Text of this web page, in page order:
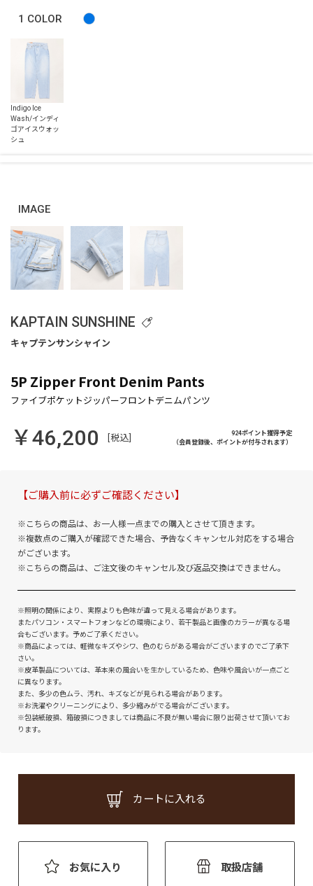
1 COLOR
IMAGE
KAPTAIN SUNSHINE
5P Zipper Front Denim Pants
￥46,200 [税込]
924ポイント獲得予定
（会員登録後、ポイントが付与されます）
【ご購入前に必ずご確認ください】
※こちらの商品は、お一人様一点までの購入とさせて頂きます。
※複数点のご購入が確認できた場合、予告なくキャンセル対応をする場合
がございます。
※こちらの商品は、ご注文後のキャンセル及び返品交換はできません。
※照明の関係により、実際よりも色味が違って見える場合があります。
またパソコン・スマートフォンなどの環境により、若干製品と画像のカラーが異なる場
合もございます。予めご了承ください。
※商品によっては、軽微なキズやシワ、色のむらがある場合がございますのでご了承下
さい。
※皮革製品については、革本来の風合いを生かしているため、色味や風合いが一点ごと
に異なります。
また、多少の色ムラ、汚れ、キズなどが見られる場合があります。
※お洗濯やクリーニングにより、多少縮みがでる場合がございます。
※包装紙破損、箱破損につきましては商品に不良が無い場合に限り出荷させて頂いてお
ります。
カートに入れる
お気に入り 取扱店舗